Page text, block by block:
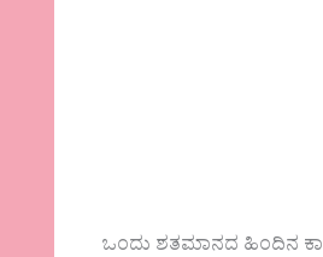
ಒಂದು ಶತಮಾನದ ಹಿಂದಿನ